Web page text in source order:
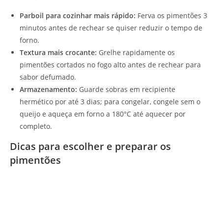
Parboil para cozinhar mais rápido: Ferva os pimentões 3
minutos antes de rechear se quiser reduzir o tempo de
forno.
Textura mais crocante: Grelhe rapidamente os
pimentões cortados no fogo alto antes de rechear para
sabor defumado.
Armazenamento: Guarde sobras em recipiente
hermético por até 3 dias; para congelar, congele sem o
queijo e aqueça em forno a 180°C até aquecer por
completo.
Dicas para escolher e preparar os
pimentões